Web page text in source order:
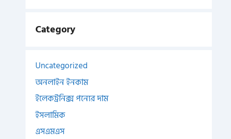
Category
Uncategorized
অনলাইন ইনকাম
ইলেকট্রনিক্স পন্যের দাম
ইসলামিক
এসএমএস